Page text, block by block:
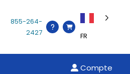
855-264-
2427
FR
Compte